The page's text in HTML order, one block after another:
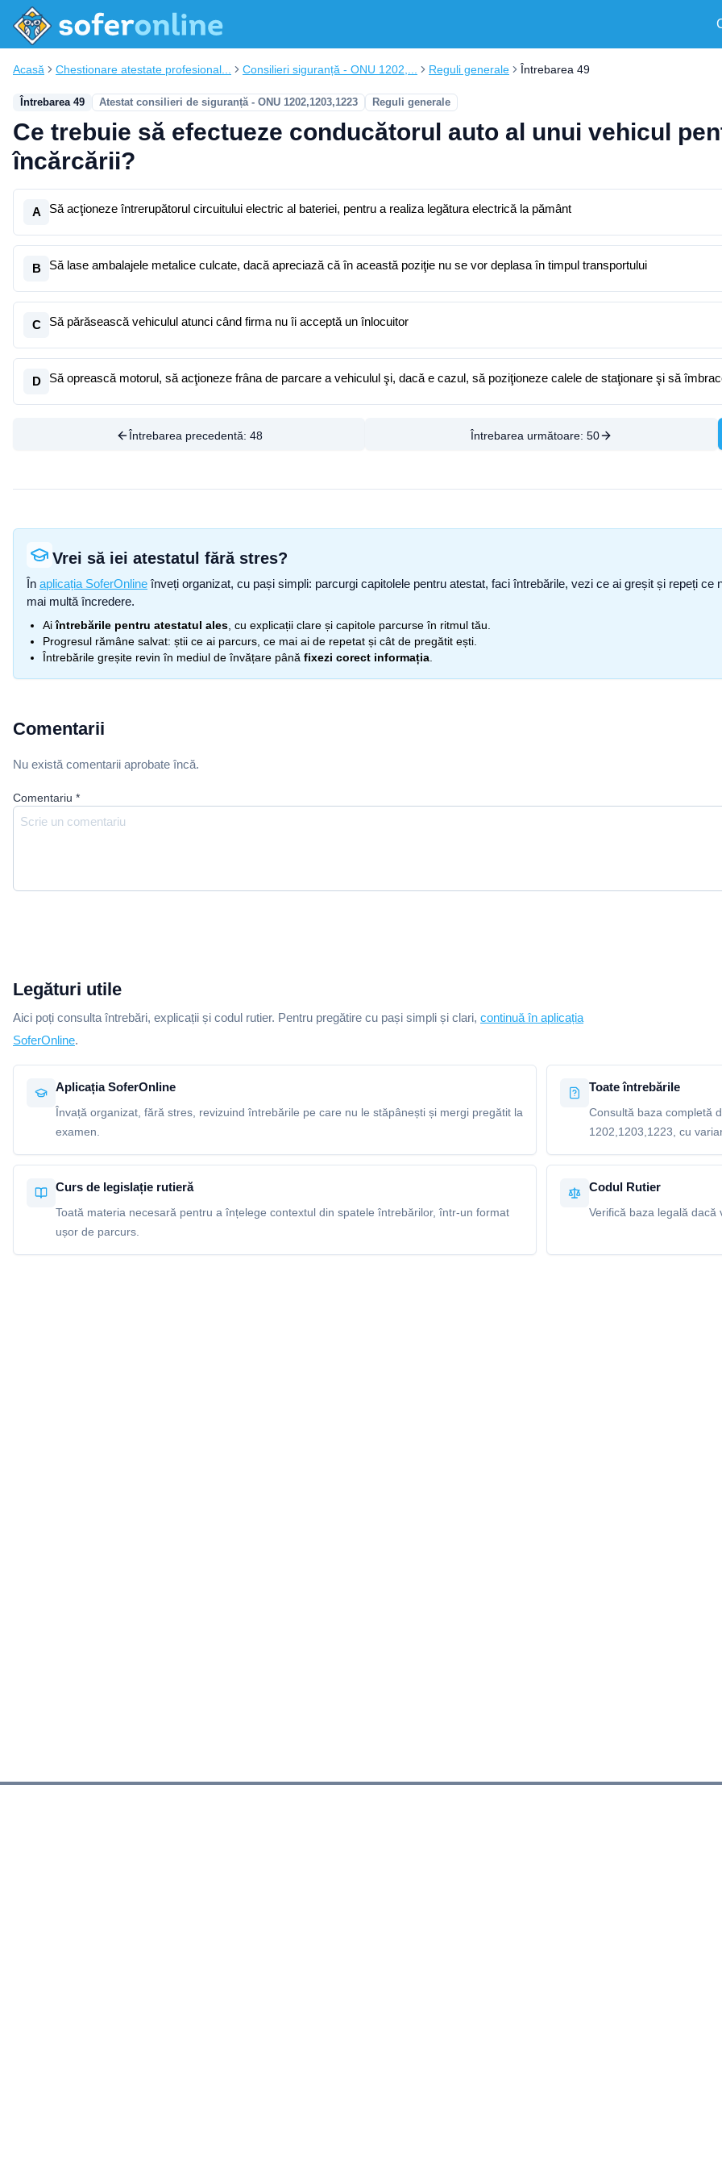
Acasă Chestionare atestate profesional... Consilieri siguranță - ONU 1202,... Reguli generale Întrebarea 49
Întrebarea 49 Atestat consilieri de siguranță - ONU 1202,1203,1223 Reguli generale
Ce trebuie să efectueze conducătorul auto al unui vehicul
încărcării?
A Să acţioneze întrerupătorul circuitului electric al bateriei, pentru a realiza legătura electrică la pământ
B Să lase ambalajele metalice culcate, dacă apreciază că în această poziţie nu se vor deplasa în timpul transportului
C Să părăsească vehiculul atunci când firma nu îi acceptă un înlocuitor
D Să oprească motorul, să acţioneze frâna de parcare a vehiculul şi, dacă e cazul, să poziţioneze calele de staţionare şi să
Întrebarea precedentă: 48 Întrebarea următoare: 50
Vrei să iei atestatul fără stres?
În aplicația SoferOnline înveți organizat, cu pași simpli: parcurgi capitolele pentru atestat, faci întrebările, vezi ce ai greșit și repeți
mai multă încredere.
Aiîntrebările pentru atestatul ales , cu explicații clare și capitole parcurse în ritmul tău.
Progresul rămâne salvat: știi ce ai parcurs, ce mai ai de repetat și cât de pregătit ești.
Întrebările greșite revin în mediul de învățare până fixezi corect informația
Comentarii
Nu există comentarii aprobate încă.
Comentariu *
Legături utile
Aici poți consulta întrebări, explicații și codul rutier. Pentru pregătire cu pași simpli și clari, continuă în aplicația
SoferOnline.
Aplicația SoferOnline
Învață organizat, fără stres, revizuind întrebările pe care nu le stăpânești și mergi pregătit la
examen.
Toate întrebările
Consultă baza completă
1202,1203,1223, cu
Curs de legislație rutieră
Toată materia necesară pentru a înțelege contextul din spatele întrebărilor, într-un format
ușor de parcurs.
Codul Rutier
Verifică baza legală dacă